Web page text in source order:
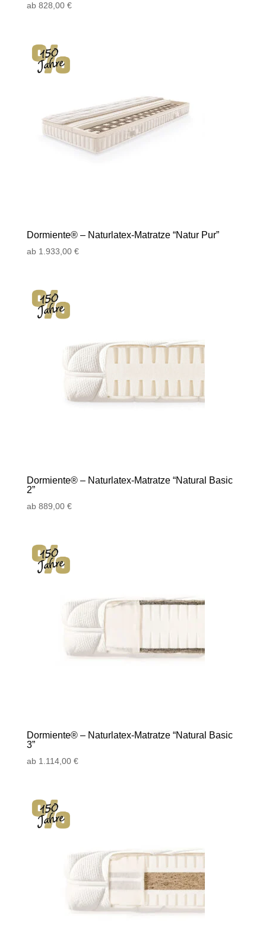
ab 828,00 €
Dormiente® – Naturlatex-Matratze “Natur Pur”
ab 1.933,00 €
Dormiente® – Naturlatex-Matratze “Natural Basic
2”
ab 889,00 €
Dormiente® – Naturlatex-Matratze “Natural Basic
3”
ab 1.114,00 €